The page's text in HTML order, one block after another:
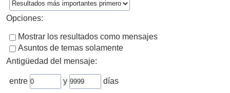
Opciones:
Mostrar los resultados como mensajes
Asuntos de temas solamente
Antigüedad del mensaje:
entre y
días